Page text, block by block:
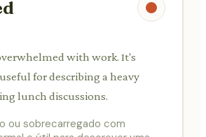
with work. It's
for describing a heavy
lunch discussions.
ou sobrecarregado com